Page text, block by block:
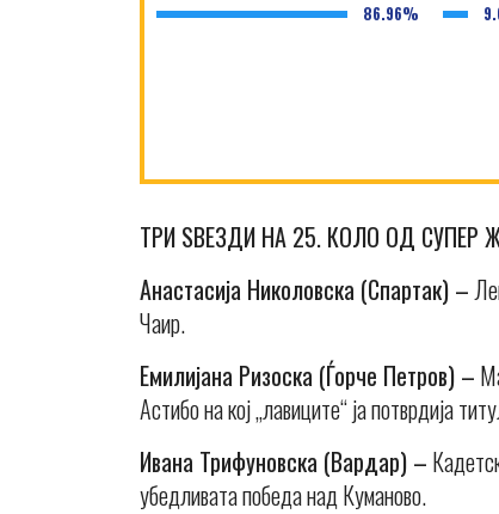
86.96%
ТРИ ЅВЕЗДИ НА 25. КОЛО ОД СУПЕР
Анастасија Николовска (Спартак) –
Чаир.
Емилијана Ризоска (Ѓорче Петров) –
Астибо на кој „лавиците“ ја потврдија
Ивана Трифуновска (Вардар) –
убедливата победа над Куманово.